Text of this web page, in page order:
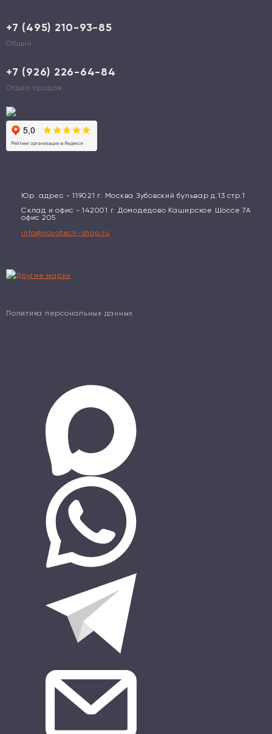
+7 (495) 210-93-85
Общий
+7 (926) 226-64-84
Отдел продаж
Юр. адрес - 119021 г. Москва Зубовский бульвар д.13 стр.1
Склад и офис - 142001 г. Домодедово Каширское Шоссе 7А
офис 205
info@novotech-shop.ru
Политика персональных данных